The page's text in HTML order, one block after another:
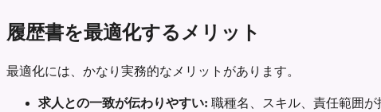
履歴書を最適化するメリット
最適化には、かなり実務的なメリットがあります。
求人との一致が伝わりやすい: 職種名、スキル、責任範囲